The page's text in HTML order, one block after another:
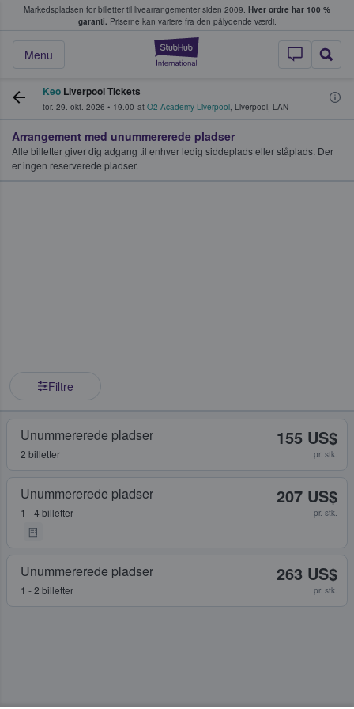
Markedspladsen for billetter til livearrangementer siden 2009. Hver ordre har 100 %
garanti. Priserne kan variere fra den pålydende værdi.
StubHub - Hvor
Menu
køber og sælger billetter
Keo Liverpool Tickets
tor. 29. okt. 2026 • 19.00 at O2 Academy Liverpool, Liverpool, LAN
Arrangement med unummererede pladser
Alle billetter giver dig adgang til enhver ledig siddeplads eller ståplads. Der
er ingen reserverede pladser.
Filtre
Unummererede pladser
2 billetter
155 US$
pr. stk.
Unummererede pladser
1 - 4 billetter
207 US$
pr. stk.
Unummererede pladser
1 - 2 billetter
263 US$
pr. stk.